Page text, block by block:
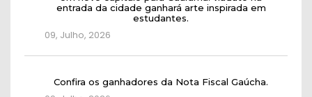
entrada da cidade ganhará arte inspirada em
estudantes.
09, Julho, 2026
Confira os ganhadores da Nota Fiscal Gaúcha.